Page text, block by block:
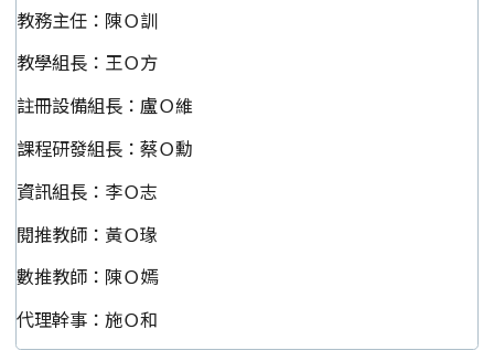
教務主任：陳Ｏ訓
教學組長：王Ｏ方
註冊設備組長：盧Ｏ維
課程研發組長：蔡Ｏ勳
資訊組長：李Ｏ志
閱推教師：黃Ｏ瑑
數推教師：陳Ｏ嫣
代理幹事：施Ｏ和